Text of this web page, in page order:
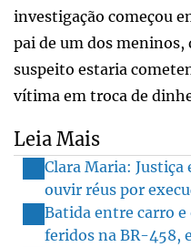
investigação começou
pai de um dos meninos,
suspeito estaria
vítima em troca de
Leia Mais
Clara Maria: Justiça
ouvir réus por
Batida entre carro
feridos na BR-458,